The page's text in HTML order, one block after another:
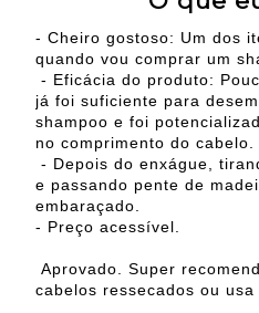
- Cheiro gostoso: Um dos
quando vou comprar um
- Eficácia do produto:
já foi suficiente para
shampoo e foi
no comprimento do cabelo.
- Depois do enxágue,
e passando pente de
embaraçado.
- Preço acessível.
Aprovado. Super
cabelos ressecados ou usa